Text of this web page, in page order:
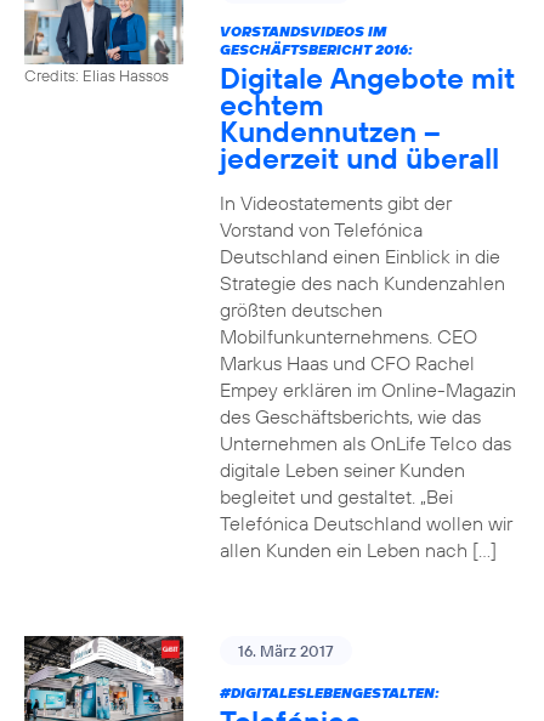
Credits: Elias Hassos
VORSTANDSVIDEOS IM
GESCHÄFTSBERICHT 2016:
Digitale Angebote mit
echtem
Kundennutzen –
jederzeit und überall
In Videostatements gibt der
Vorstand von Telefónica
Deutschland einen Einblick in die
Strategie des nach Kundenzahlen
größten deutschen
Mobilfunkunternehmens. CEO
Markus Haas und CFO Rachel
Empey erklären im Online-Magazin
des Geschäftsberichts, wie das
Unternehmen als OnLife Telco das
digitale Leben seiner Kunden
begleitet und gestaltet. „Bei
Telefónica Deutschland wollen wir
allen Kunden ein Leben nach […]
16. März 2017
#DIGITALESLEBENGESTALTEN: